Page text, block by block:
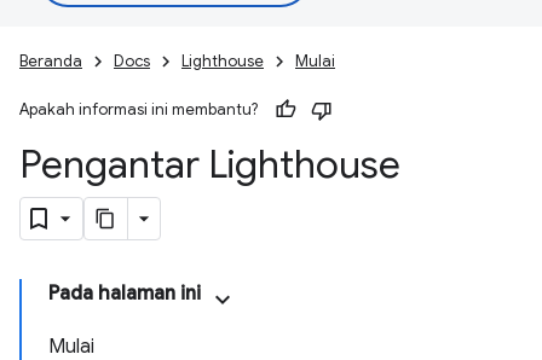
Beranda Docs Lighthouse Mulai
Apakah informasi ini membantu?
Pengantar Lighthouse
Pada halaman ini
Mulai